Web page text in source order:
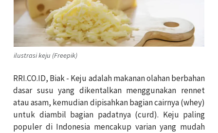
ilustrasi keju (Freepik)
RRI.CO.ID, Biak - Keju adalah makanan olahan berbahan
dasar susu yang dikentalkan menggunakan rennet
atau asam, kemudian dipisahkan bagian cairnya (whey)
untuk diambil bagian padatnya (curd). Keju paling
populer di Indonesia mencakup varian yang mudah